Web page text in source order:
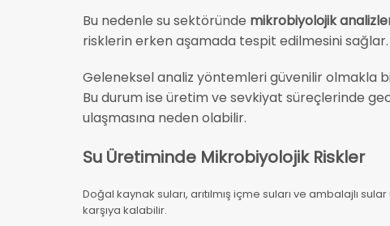
Bu nedenle su sektöründe mikrobiyolojik
risklerin erken aşamada tespit edilmesini sağlar.
Geleneksel analiz yöntemleri güvenilir olmakla
Bu durum ise üretim ve sevkiyat süreçlerinde
ulaşmasına neden olabilir.
Su Üretiminde Mikrobiyolojik Riskler
Doğal kaynak suları, arıtılmış içme suları ve ambalajlı
karşıya kalabilir.